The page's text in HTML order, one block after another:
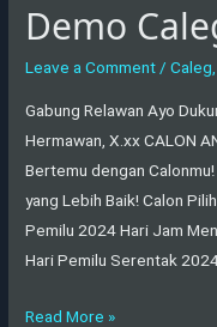
Demo
Leave a Comment /Caleg
Gabung Relawan Ayo
Hermawan, X.xx CALON
Bertemu dengan
yang Lebih Baik! Calon
Pemilu 2024 Hari Jam
Hari Pemilu Serentak
Read More »